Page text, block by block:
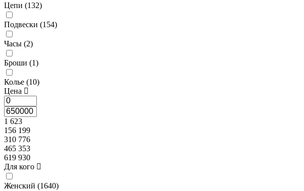
Цепи (132)
Подвески (154)
Часы (2)
Броши (1)
Колье (10)
Цена
1 623
156 199
310 776
465 353
619 930
Для кого
Женский (1640)